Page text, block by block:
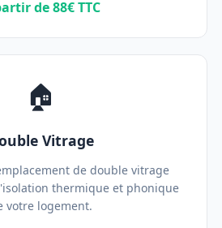
de 88€ TTC
🏠
Vitrage
de double vitrage
thermique et phonique
votre logement.